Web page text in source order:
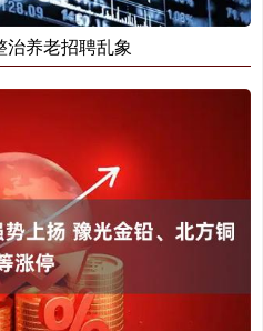
治养老招聘乱象